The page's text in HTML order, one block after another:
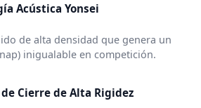
Acústica Yonsei
de alta densidad que genera un
inigualable en competición.
Cierre de Alta Rigidez